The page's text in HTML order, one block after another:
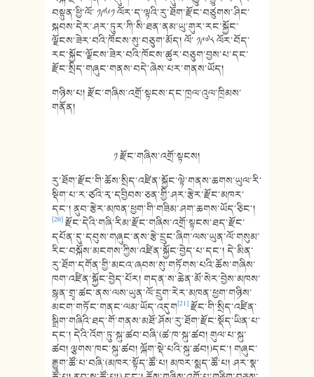
བསྟུན་ཕྱི་ལོ་ ༡༩༦༡ ལོར་ད་ལྟའི་རུ་ཐོག་རྫོང་བཙུགས་ཤིང་
སྐབས་དེར་ཤར་ཏུར་ཀི་སི་ཐན་ནམ་ཡུ་གུར་རང་སྐྱོང་
ལྗོངས་ཟེར་བའི་ཁོངས་སུ་བཅུག་མོད། ལོ་ ༡༩༧༨ ལོར་བོད་
རང་སྐྱོང་ལྗོངས་ཟེར་བའི་ཁོངས་ཚུར་བཅུག་བྱས་པ་དང་
རྫོང་སྲིད་གཞུང་གནས་བདེ་ཞེས་པར་གནས་ཡོད།
གཉིས་པ། རྫོང་གཞིས་འགྲོ་སྟངས་དང་ཁྲལ་འུལ་ཁྲིམས་
གནོན།
༡ རྫོང་གཞིས་འགྲོ་སྟངས།
རུ་ཐོག་རྫོང་གི་ཆོས་སྲིད་འཛིན་སྐྱོང་ལྟེ་གནས་ཆགས་ཡུལ་རི་
སྡིག་པ་ར་ཙའི་རྭ་དབྱིབས་ཅན་གྱི་ཤར་རྩེར་རྫོང་མཁར་
དང་། ནུབ་རྩེར་མཁན་ཕྱག་གི་གཟིམ་ཤག་ཆགས་ཡོད་ཅིང་།
[20]རྫོང་དེའི་གཞི་རིམ་རྫོང་གཞིས་འགྲོ་སྟངས་ཐད་རྫོང་
དཔོན་དུ་དབུས་གཞུང་ནས་རྩེ་དྲུང་ཞིག་ལས་ཡུན་ལོ་གསུམ་
རིང་བསྐོས་མངགས་ཀྱིས་འཛིན་སྐྱོང་བྱེད་པ་དང་། དེ་མིན་
རུ་ཐོག་དགོན་གྱི་མངའ་ཞབས་སུ་གཏོགས་པའི་ཆོས་གཞིས་
ཁག་འཛིན་སྐྱོང་བྱེད་པོར། གདན་ས་ཆེན་མོ་སེར་བྱེས་མཁས་
སྙན་གྲྭ་ཚང་ནས་ལས་ཡུན་ལོ་དྲུག་རེར་མཁན་ཕྱག་གཉིས་
མངག་གཏོང་གནང་ལམ་ཡོད་འདུག[21]རྫོང་གི་སྲིད་འཛིན་
སྒྲིག་གཞིའི་ཐད་གོ་གནས་མཐོ་ཤོས་རུ་ཐོག་རྫོང་སྡོད་ཡིན་པ་
དང་། དེའི་འོག་ཏུ་སྐུ་ཚབ་བཞི་(ཚ་ཁ་སྐུ་ཚབ། གུལ་པ་སྐུ་
ཚབ། ལྕགས་ཁང་སྐུ་ཚབ། ལྐོག་སྡེ་པའི་སྐུ་ཚབ།)དང་། གཞུང་
རྒྱུག་ཚོ་པ་བཞི་(མཁར་སྟོད་ཚོ་པ། མཁར་སྨད་ཚོ་པ། ཤར་སྣ་